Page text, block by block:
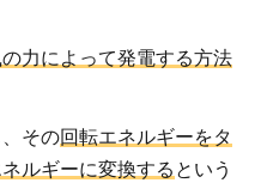
の力によって発電する方法
その回転エネルギーをタ
ルギーに変換する という